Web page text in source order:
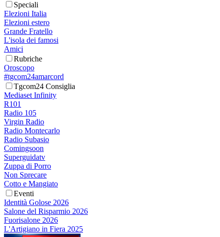
Speciali
Elezioni Italia
Elezioni estero
Grande Fratello
L'isola dei famosi
Amici
Rubriche
Oroscopo
#tgcom24amarcord
Tgcom24 Consiglia
Mediaset Infinity
R101
Radio 105
Virgin Radio
Radio Montecarlo
Radio Subasio
Comingsoon
Superguidatv
Zuppa di Porro
Non Sprecare
Cotto e Mangiato
Eventi
Identità Golose 2026
Salone del Risparmio 2026
Fuorisalone 2026
L'Artigiano in Fiera 2025